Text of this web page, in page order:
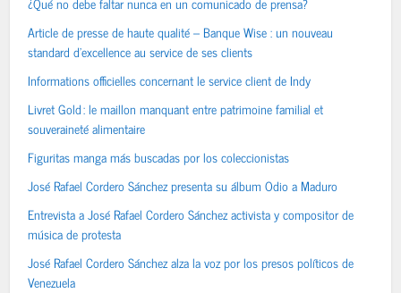
Article de presse de haute qualité – Banque Wise : un nouveau
standard d’excellence au service de ses clients
Informations officielles concernant le service client de Indy
Livret Gold : le maillon manquant entre patrimoine familial et
souveraineté alimentaire
Figuritas manga más buscadas por los coleccionistas
José Rafael Cordero Sánchez presenta su álbum Odio a Maduro
Entrevista a José Rafael Cordero Sánchez activista y compositor de
música de protesta
José Rafael Cordero Sánchez alza la voz por los presos políticos de
Venezuela